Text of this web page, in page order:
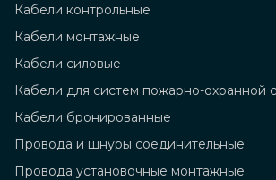
Кабели контрольные
Кабели монтажные
Кабели силовые
Кабели для систем пожарно-охранной
Кабели бронированные
Провода и шнуры соединительные
Провода установочные монтажные